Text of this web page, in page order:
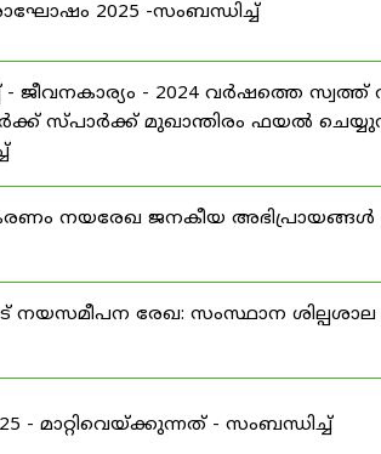
2025 -സംബന്ധിച്ച്
- 2024 വർഷത്തെ സ്വത്ത്
സ്പാർക്ക് മുഖാന്തിരം ഫയൽ
നയരേഖ ജനകീയ അഭിപ്രായങ്ങൾ
രേഖ: സംസ്ഥാന ശില്പശാല
- മാറ്റിവെയ്ക്കുന്നത് - സംബന്ധിച്ച്